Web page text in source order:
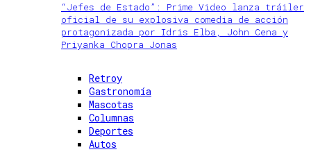
“Jefes de Estado”: Prime Video lanza tráiler
oficial de su explosiva comedia de acción
protagonizada por Idris Elba, John Cena y
Priyanka Chopra Jonas
Retroy
Gastronomía
Mascotas
Columnas
Deportes
Autos